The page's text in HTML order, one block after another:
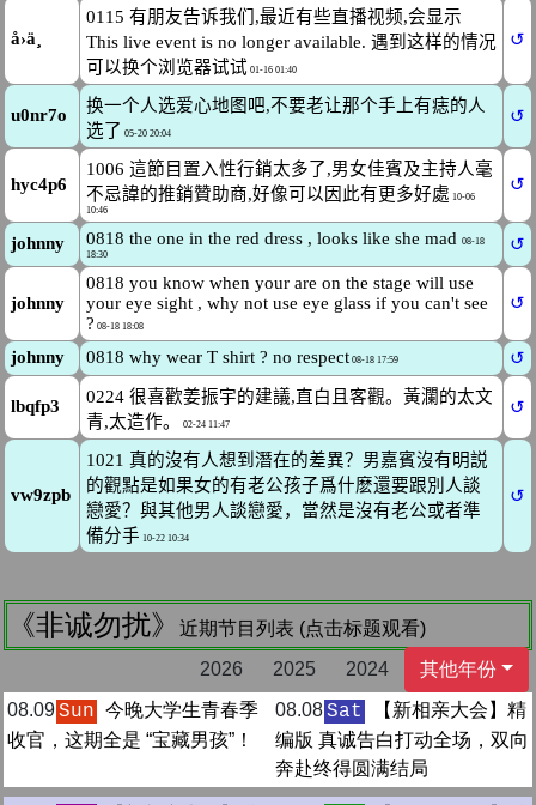
《非诚勿扰》
近期节目列表 (点击标题观看)
2026
2025 2024
其他年份
08.09Sun 今晚大学生青春季
收官，这期全是 “宝藏男孩”！
08.08Sat
【新相亲大会】精
编版 真诚告白打动全场，双向
奔赴终得圆满结局